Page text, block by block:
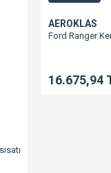
AEROKLAS
Ford Ranger
16.675,94